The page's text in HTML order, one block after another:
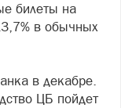
билеты на
в обычных
в декабре.
ЦБ пойдет